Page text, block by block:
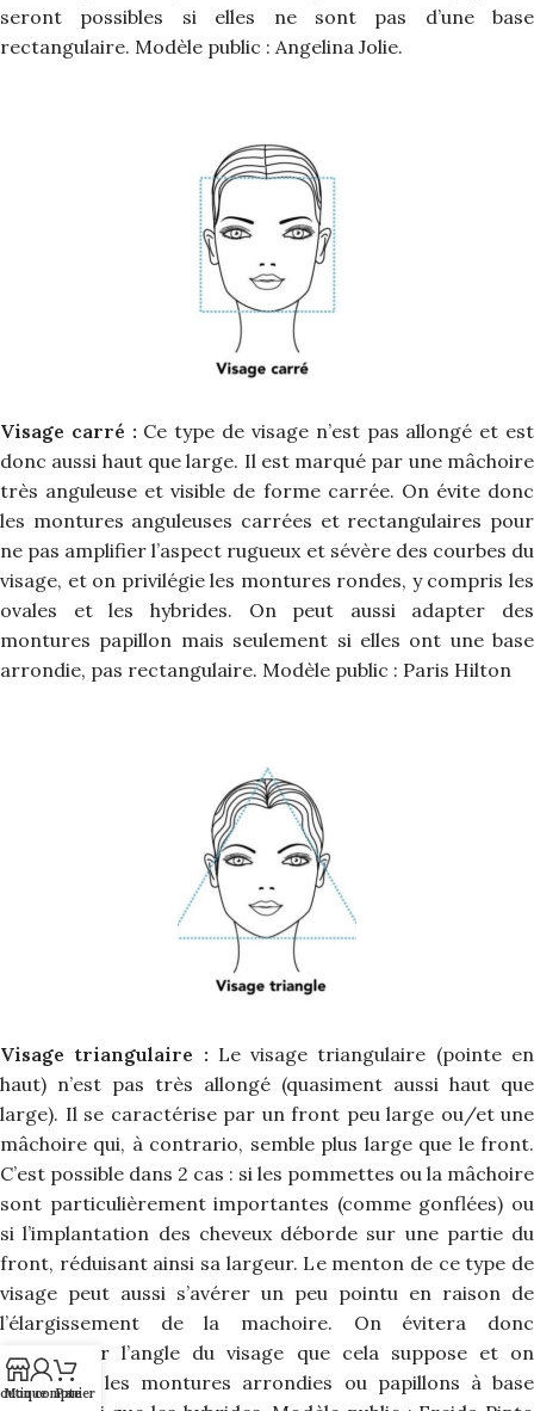
seront possibles si elles ne sont pas d’une base
rectangulaire. Modèle public : Angelina Jolie.
Visage carré : Ce type de visage n’est pas allongé et est
donc aussi haut que large. Il est marqué par une mâchoire
très anguleuse et visible de forme carrée. On évite donc
les montures anguleuses carrées et rectangulaires pour
ne pas amplifier l’aspect rugueux et sévère des courbes du
visage, et on privilégie les montures rondes, y compris les
ovales et les hybrides. On peut aussi adapter des
montures papillon mais seulement si elles ont une base
arrondie, pas rectangulaire. Modèle public : Paris Hilton
Visage triangulaire : Le visage triangulaire (pointe en
haut) n’est pas très allongé (quasiment aussi haut que
large). Il se caractérise par un front peu large ou/et une
mâchoire qui, à contrario, semble plus large que le front.
C’est possible dans 2 cas : si les pommettes ou la mâchoire
sont particulièrement importantes (comme gonflées) ou
si l’implantation des cheveux déborde sur une partie du
front, réduisant ainsi sa largeur. Le menton de ce type de
visage peut aussi s’avérer un peu pointu en raison de
l’élargissement de la machoire. On évitera donc
d’accentuer l’angle du visage que cela suppose et on
favorisera les montures arrondies ou papillons à base
Mon compte
Panier